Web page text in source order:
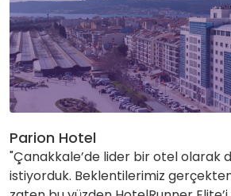
Parion Hotel
"Çanakkale’de lider bir otel olarak
istiyorduk. Beklentilerimiz